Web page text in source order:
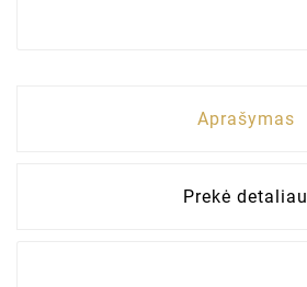
Aprašymas
Prekė detaliau